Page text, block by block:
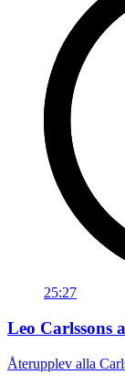
25:27
Leo Carlssons
Återupplev alla